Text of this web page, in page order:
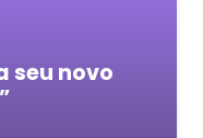
seu novo